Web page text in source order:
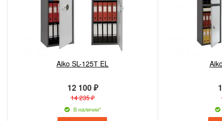
Aiko SL-125Т EL
12 100 ₽
14 235 ₽
В наличии*